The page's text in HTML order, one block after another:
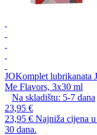
JOKomplet lubrikanata
Me Flavors, 3x30 ml
Na skladištu: 5-7 dana
23,95 €
23,95 € Najniža cijena
30 dana.